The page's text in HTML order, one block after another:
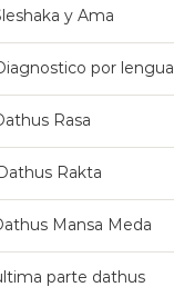
y Ama
por lengua
Rasa
Rakta
Mansa Meda
parte dathus